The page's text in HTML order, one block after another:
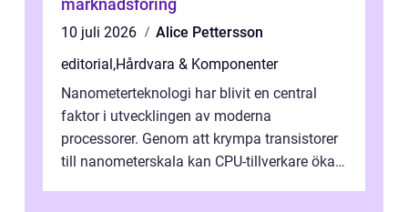
marknadsföring
10 juli 2026
Alice Pettersson
editorial,Hårdvara & Komponenter
Nanometerteknologi har blivit en central
faktor i utvecklingen av moderna
processorer. Genom att krympa transistorer
till nanometerskala kan CPU-tillverkare öka